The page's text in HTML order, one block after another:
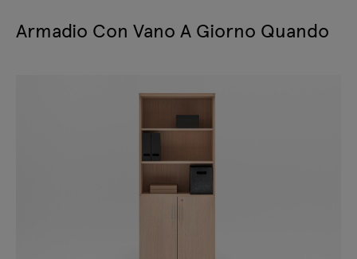
Armadio Con Vano A Giorno Quando